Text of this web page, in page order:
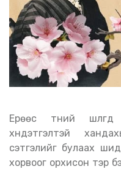
Ерөөс түүний
хүндэтгэлтэй
сэтгэлийг булаах
хорвоог орхисон тэр